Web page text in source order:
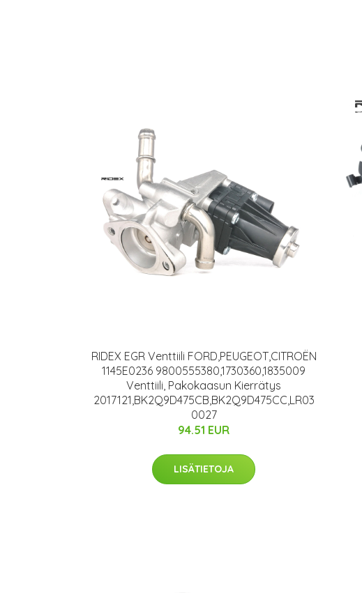
RIDEX EGR Venttiili FORD,PEUGEOT,CITROËN
1145E0236 9800555380,1730360,1835009
Venttiili, Pakokaasun Kierrätys
2017121,BK2Q9D475CB,BK2Q9D475CC,LR03
0027
94.51 EUR
LISÄTIETOJA